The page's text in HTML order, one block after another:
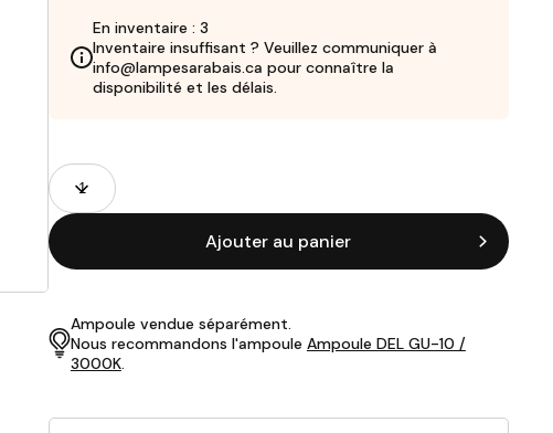
En inventaire : 3
Inventaire insuffisant ? Veuillez communiquer à
info@lampesarabais.ca pour connaître la
disponibilité et les délais.
Champs
de
produits
Quantité
Ajouter au panier
Ampoule vendue séparément.
Nous recommandons l'ampoule Ampoule DEL GU-10 /
3000K.